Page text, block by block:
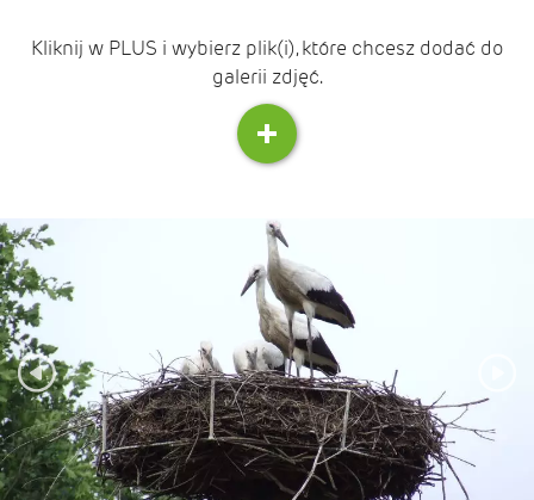
Kliknij w PLUS i wybierz plik(i), które chcesz dodać do
galerii zdjęć.